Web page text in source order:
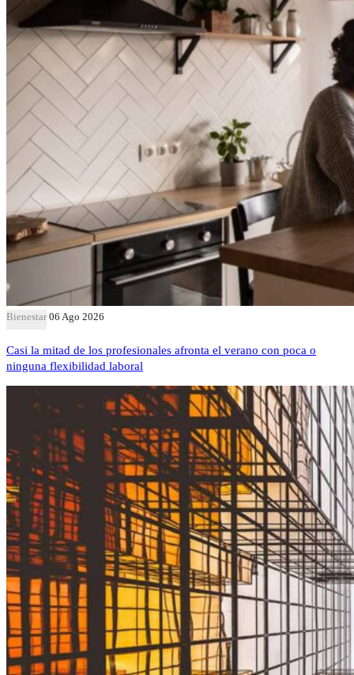
Bienestar 06 Ago 2026
Casi la mitad de los profesionales afronta el verano con poca o
ninguna flexibilidad laboral